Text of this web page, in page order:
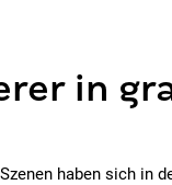
in
haben sich in